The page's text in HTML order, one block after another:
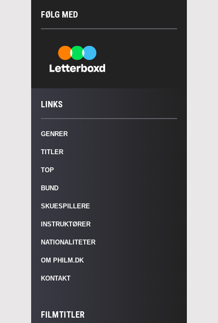
FØLG MED
LINKS
GENRER
TITLER
TOP
BUND
SKUESPILLERE
INSTRUKTØRER
NATIONALITETER
OM PHILM.DK
KONTAKT
FILMTITLER